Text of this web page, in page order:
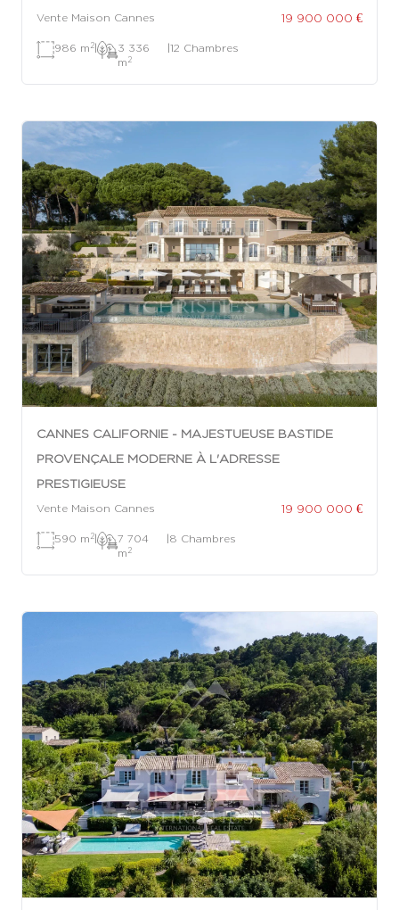
Vente Maison Cannes 19 900 000 €
986 m 2|
3 336
m 2
|12 Chambres
CANNES CALIFORNIE - MAJESTUEUSE BASTIDE
PROVENÇALE MODERNE À L'ADRESSE
PRESTIGIEUSE
Vente Maison Cannes 19 900 000 €
590 m 2|
7 704
m 2
|8 Chambres